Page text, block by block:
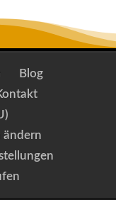
Blog
ändern